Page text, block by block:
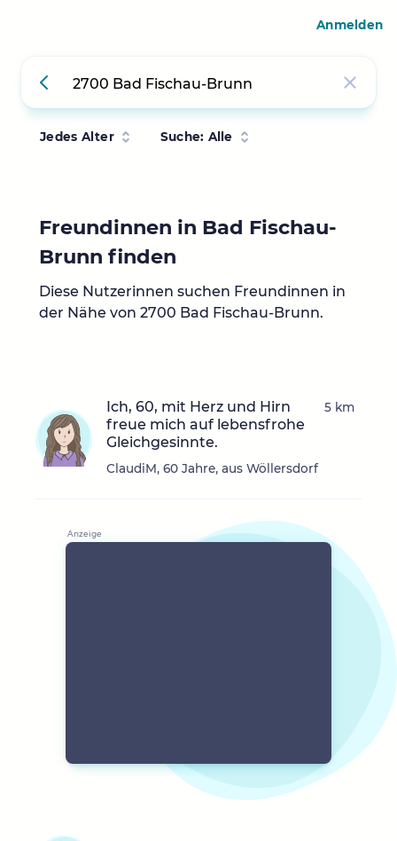
Jedes Alter Suche: Alle
Freundinnen in Bad Fischau-
Brunn finden
Diese Nutzerinnen suchen Freundinnen in
der Nähe von 2700 Bad Fischau-Brunn.
Ich, 60, mit Herz und Hirn
freue mich auf lebensfrohe
Gleichgesinnte.
ClaudiM, 60 Jahre, aus Wöllersdorf
5 km
Anmelden